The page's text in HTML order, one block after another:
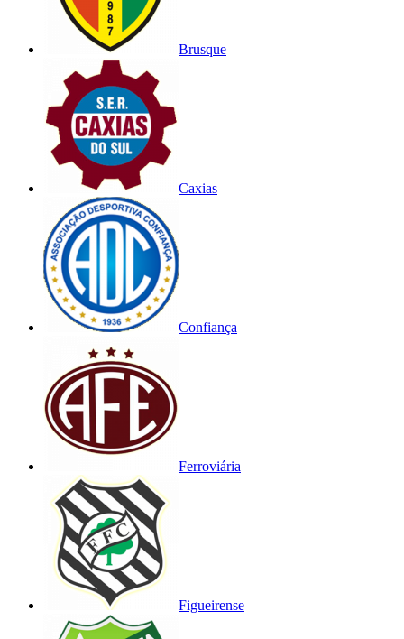
Brusque
Caxias
Confiança
Ferroviária
Figueirense